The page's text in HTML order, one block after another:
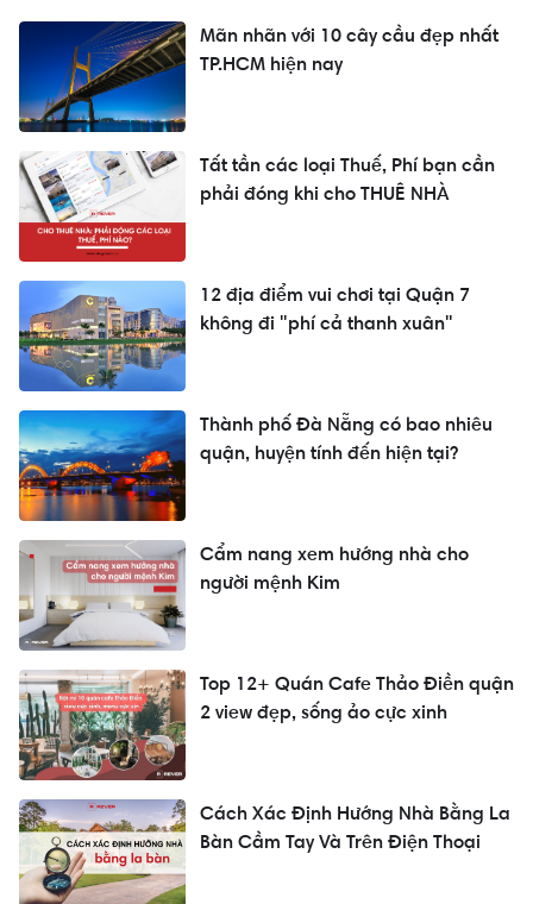
Mãn nhãn với 10 cây cầu đẹp nhất
TP.HCM hiện nay
Tất tần các loại Thuế, Phí bạn cần
phải đóng khi cho THUÊ NHÀ
12 địa điểm vui chơi tại Quận 7
không đi "phí cả thanh xuân"
Thành phố Đà Nẵng có bao nhiêu
quận, huyện tính đến hiện tại?
Cẩm nang xem hướng nhà cho
người mệnh Kim
Top 12+ Quán Cafe Thảo Điền quận
2 view đẹp, sống ảo cực xinh
Cách Xác Định Hướng Nhà Bằng La
Bàn Cầm Tay Và Trên Điện Thoại